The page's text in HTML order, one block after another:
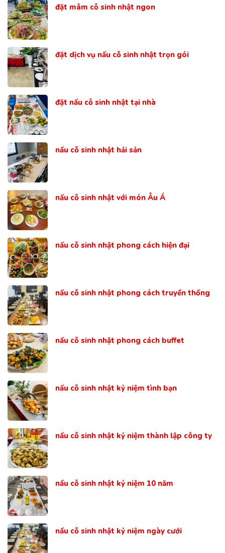
đặt mâm cỗ sinh nhật ngon
đặt dịch vụ nấu cỗ sinh nhật trọn gói
đặt nấu cỗ sinh nhật tại nhà
nấu cỗ sinh nhật hải sản
nấu cỗ sinh nhật với món Âu Á
nấu cỗ sinh nhật phong cách hiện đại
nấu cỗ sinh nhật phong cách truyền thống
nấu cỗ sinh nhật phong cách buffet
nấu cỗ sinh nhật kỷ niệm tình bạn
nấu cỗ sinh nhật kỷ niệm thành lập công ty
nấu cỗ sinh nhật kỷ niệm 10 năm
nấu cỗ sinh nhật kỷ niệm ngày cưới